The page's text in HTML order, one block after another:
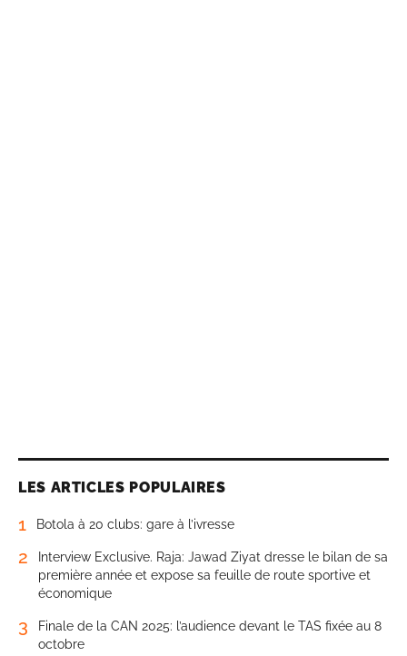
LES ARTICLES POPULAIRES
1 Botola à 20 clubs: gare à l’ivresse
2
Interview Exclusive. Raja: Jawad Ziyat dresse le bilan de sa
première année et expose sa feuille de route sportive et
économique
3
Finale de la CAN 2025: l’audience devant le TAS fixée au 8
octobre